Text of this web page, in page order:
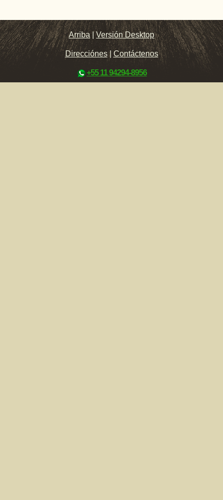
Arriba |Versión Desktop
Direcciónes| Contáctenos
+55 11 94294-8956